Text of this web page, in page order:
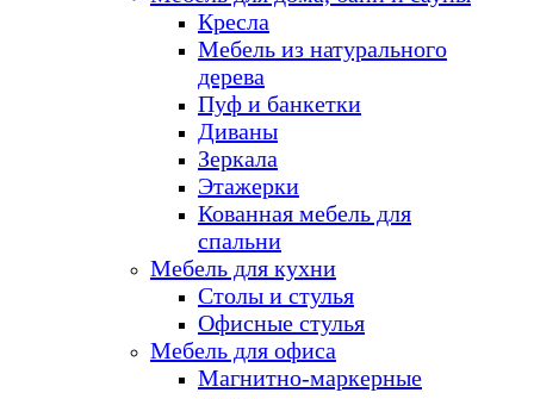
Кресла
Мебель из натурального
дерева
Пуф и банкетки
Диваны
Зеркала
Этажерки
Кованная мебель для
спальни
Мебель для кухни
Столы и стулья
Офисные стулья
Мебель для офиса
Магнитно-маркерные